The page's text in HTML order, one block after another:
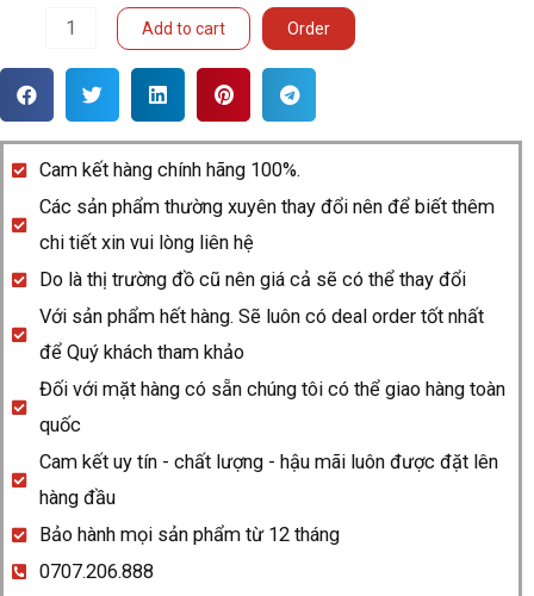
Rado
561.0940.3.013
quantity
Add to cart Order
Cam kết hàng chính hãng 100%.
Các sản phẩm thường xuyên thay đổi nên để biết thêm
chi tiết xin vui lòng liên hệ
Do là thị trường đồ cũ nên giá cả sẽ có thể thay đổi
Với sản phẩm hết hàng. Sẽ luôn có deal order tốt nhất
để Quý khách tham khảo
Đối với mặt hàng có sẵn chúng tôi có thể giao hàng toàn
quốc
Cam kết uy tín - chất lượng - hậu mãi luôn được đặt lên
hàng đầu
Bảo hành mọi sản phẩm từ 12 tháng
0707.206.888